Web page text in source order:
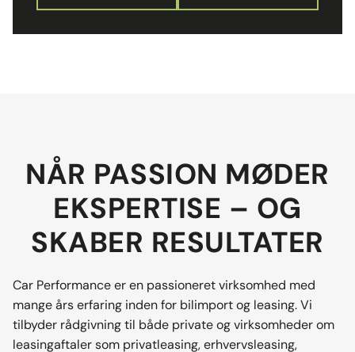
NÅR PASSION MØDER
EKSPERTISE – OG
SKABER RESULTATER
Car Performance er en passioneret virksomhed med
mange års erfaring inden for bilimport og leasing. Vi
tilbyder rådgivning til både private og virksomheder om
leasingaftaler som privatleasing, erhvervsleasing,